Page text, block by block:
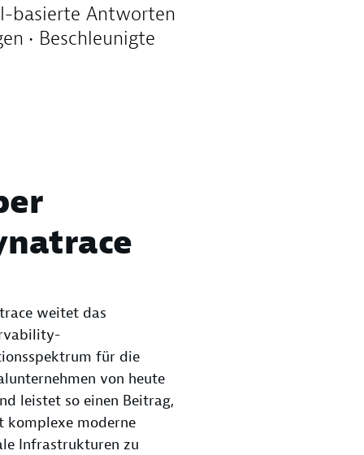
basierte Antworten
• Beschleunigte
weitet das
für die
von heute
leistet so einen Beitrag,
komplexe moderne
Infrastrukturen zu